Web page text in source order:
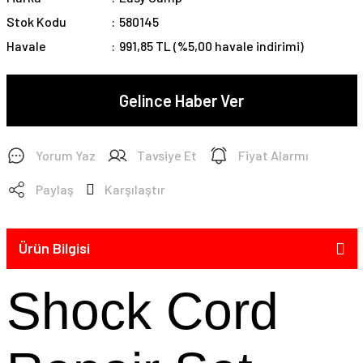
Stok Kodu
580145
Havale
991,85 TL (%5,00 havale indirimi)
Gelince Haber Ver
Yorum Yaz Tavsiye Et Fiyat Alarmı
Paylaş Karşılaştır
Ürün Bilgisi
Shock Cord